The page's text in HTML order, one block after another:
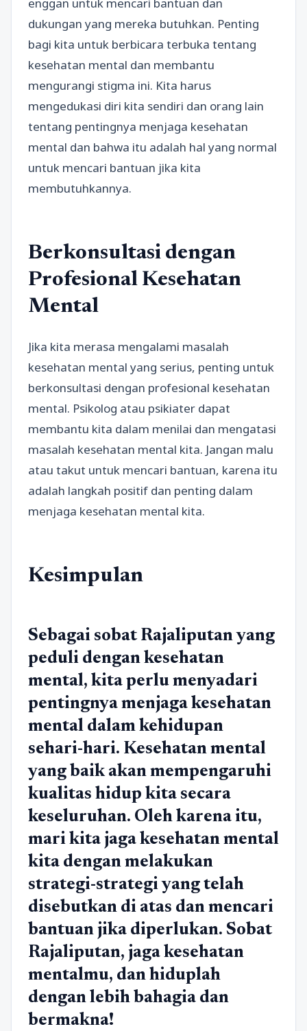
dukungan yang mereka butuhkan. Penting
bagi kita untuk berbicara terbuka tentang
kesehatan mental dan membantu
mengurangi stigma ini. Kita harus
mengedukasi diri kita sendiri dan orang lain
tentang pentingnya menjaga kesehatan
mental dan bahwa itu adalah hal yang normal
untuk mencari bantuan jika kita
membutuhkannya.
Berkonsultasi dengan
Profesional Kesehatan
Mental
Jika kita merasa mengalami masalah
kesehatan mental yang serius, penting untuk
berkonsultasi dengan profesional kesehatan
mental. Psikolog atau psikiater dapat
membantu kita dalam menilai dan mengatasi
masalah kesehatan mental kita. Jangan malu
atau takut untuk mencari bantuan, karena itu
adalah langkah positif dan penting dalam
menjaga kesehatan mental kita.
Kesimpulan
Sebagai sobat Rajaliputan yang
peduli dengan kesehatan
mental, kita perlu menyadari
pentingnya menjaga kesehatan
mental dalam kehidupan
sehari-hari. Kesehatan mental
yang baik akan mempengaruhi
kualitas hidup kita secara
keseluruhan. Oleh karena itu,
mari kita jaga kesehatan mental
kita dengan melakukan
strategi-strategi yang telah
disebutkan di atas dan mencari
bantuan jika diperlukan. Sobat
Rajaliputan, jaga kesehatan
mentalmu, dan hiduplah
dengan lebih bahagia dan
bermakna!